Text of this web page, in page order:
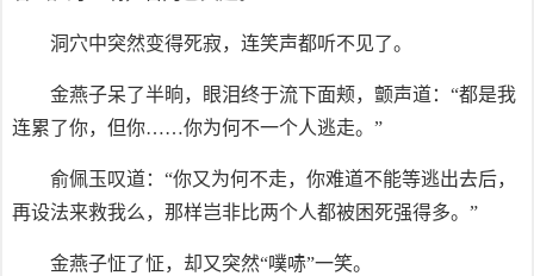
洞穴中突然变得死寂，连笑声都听不见了。
金燕子呆了半晌，眼泪终于流下面颊，颤声道：“都是我
连累了你，但你……你为何不一个人逃走。”
俞佩玉叹道：“你又为何不走，你难道不能等逃出去后，
再设法来救我么，那样岂非比两个人都被困死强得多。”
金燕子怔了怔，却又突然“噗哧”一笑。